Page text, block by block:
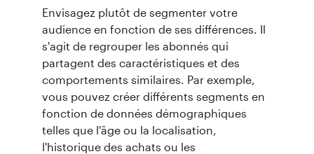
Envisagez plutôt de segmenter votre
audience en fonction de ses différences. Il
s'agit de regrouper les abonnés qui
partagent des caractéristiques et des
comportements similaires. Par exemple,
vous pouvez créer différents segments en
fonction de données démographiques
telles que l'âge ou la localisation,
l'historique des achats ou les